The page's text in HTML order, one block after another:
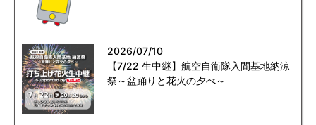
2026/07/10
【7/22 生中継】航空自衛隊入間基地納涼
祭～盆踊りと花火の夕べ～